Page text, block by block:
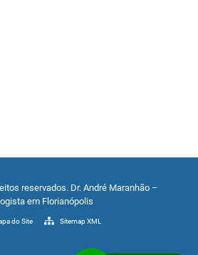
reservados. Dr. André Maranhão –
em Florianópolis
do Site Sitemap XML